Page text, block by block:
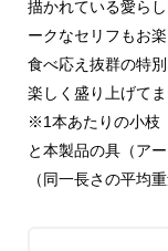
描かれている愛ら
ークなセリフもお
食べ応え抜群の特
楽しく盛り上げてま
※1本あたりの小枝
と本製品の具（ア
（同一長さの平均重